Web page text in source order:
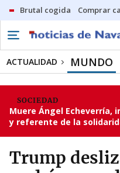
Brutal cogida Comprar
ACTUALIDAD MUNDO
SOCIEDAD
Muere Ángel Echeverría,
y referente de la
Trump